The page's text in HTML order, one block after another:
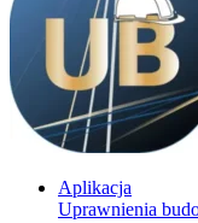
Aplikacja
Uprawnienia